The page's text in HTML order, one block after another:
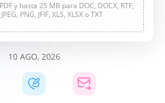
y hasta 25 MB para DOC, DOCX, RTF,
PNG, JFIF, XLS, XLSX o TXT
10 AGO, 2026